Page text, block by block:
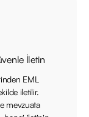
İletin
EML
iletilir.
mevzuata